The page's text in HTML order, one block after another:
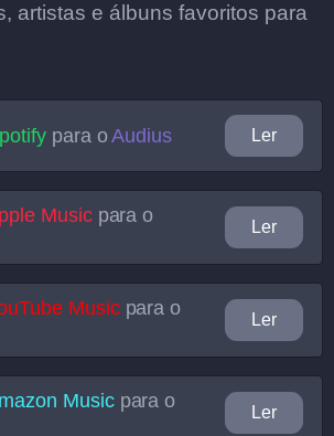
artistas e álbuns favoritos para
para oAudius Ler
Musicpara o
Ler
Musicpara o
Ler
Musicpara o
Ler